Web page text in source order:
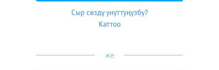
Сыр сөздү унуттуңузбу?
Каттоо
же